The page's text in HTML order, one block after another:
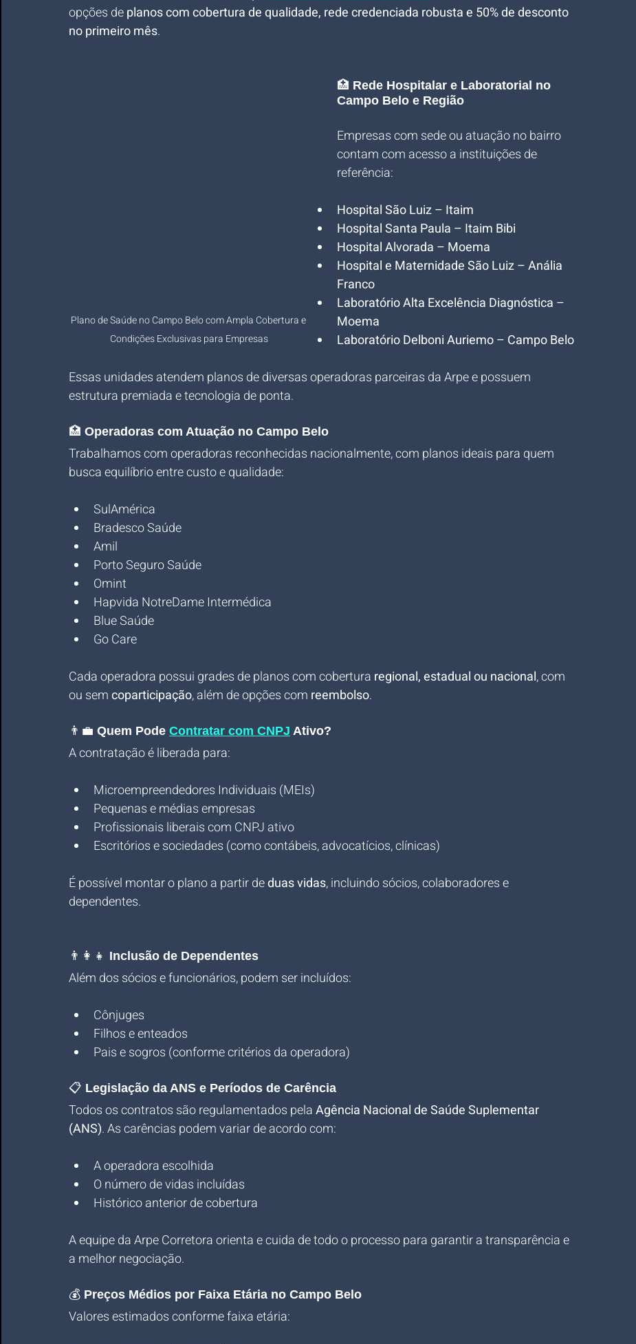
opções de planos com cobertura de qualidade, rede credenciada robusta e 50% de desconto
no primeiro mês.
Plano de Saúde no Campo Belo com Ampla Cobertura e
Condições Exclusivas para Empresas
🏥 Rede Hospitalar e Laboratorial no
Campo Belo e Região
Empresas com sede ou atuação no bairro
contam com acesso a instituições de
referência:
Hospital São Luiz – Itaim
Hospital Santa Paula – Itaim Bibi
Hospital Alvorada – Moema
Hospital e Maternidade São Luiz – Anália
Franco
Laboratório Alta Excelência Diagnóstica –
Moema
Laboratório Delboni Auriemo – Campo Belo
Essas unidades atendem planos de diversas operadoras parceiras da Arpe e possuem
estrutura premiada e tecnologia de ponta.
🏥 Operadoras com Atuação no Campo Belo
Trabalhamos com operadoras reconhecidas nacionalmente, com planos ideais para quem
busca equilíbrio entre custo e qualidade:
SulAmérica
Bradesco Saúde
Amil
Porto Seguro Saúde
Omint
Hapvida NotreDame Intermédica
Blue Saúde
Go Care
Cada operadora possui grades de planos com cobertura regional, estadual ou nacional, com
ou sem coparticipação, além de opções com reembolso.
👨‍💼 Quem Pode Contratar com CNPJ Ativo?
A contratação é liberada para:
Microempreendedores Individuais (MEIs)
Pequenas e médias empresas
Profissionais liberais com CNPJ ativo
Escritórios e sociedades (como contábeis, advocatícios, clínicas)
É possível montar o plano a partir de duas vidas, incluindo sócios, colaboradores e
dependentes.
👨‍👩‍👧 Inclusão de Dependentes
Além dos sócios e funcionários, podem ser incluídos:
Cônjuges
Filhos e enteados
Pais e sogros (conforme critérios da operadora)
📋 Legislação da ANS e Períodos de Carência
Todos os contratos são regulamentados pela Agência Nacional de Saúde Suplementar
(ANS). As carências podem variar de acordo com:
A operadora escolhida
O número de vidas incluídas
Histórico anterior de cobertura
A equipe da Arpe Corretora orienta e cuida de todo o processo para garantir a transparência e
a melhor negociação.
💰 Preços Médios por Faixa Etária no Campo Belo
Valores estimados conforme faixa etária: